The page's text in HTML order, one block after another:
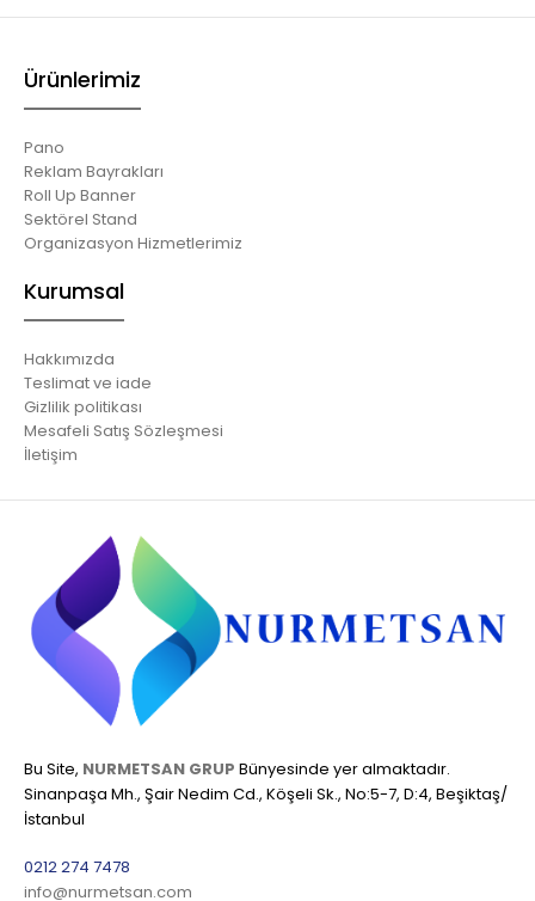
Ürünlerimiz
Pano
Reklam Bayrakları
Roll Up Banner
Sektörel Stand
Organizasyon Hizmetlerimiz
Kurumsal
Hakkımızda
Teslimat ve iade
Gizlilik politikası
Mesafeli Satış Sözleşmesi
İletişim
Bu Site, NURMETSAN GRUP Bünyesinde yer almaktadır.
Sinanpaşa Mh., Şair Nedim Cd., Köşeli Sk., No:5-7, D:4, Beşiktaş/
İstanbul
0212 274 7478
info@nurmetsan.com